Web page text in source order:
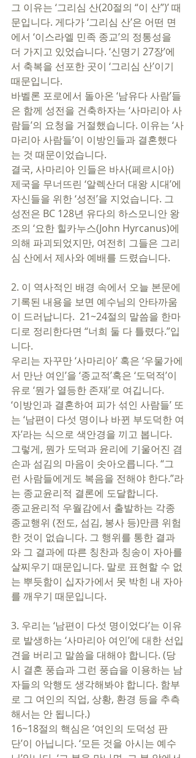
그 이유는 ‘그리심 산(20절의 “이 산”)’ 때
문입니다. 게다가 ‘그리심 산’은 어떤 면
에서 ‘이스라엘 민족 종교’의 정통성을
더 가지고 있었습니다. ‘신명기 27장’에
서 축복을 선포한 곳이 ‘그리심 산’이기
때문입니다.
바벨론 포로에서 돌아온 ‘남유다 사람’들
은 함께 성전을 건축하자는 ‘사마리아 사
람들’의 요청을 거절했습니다. 이유는 ‘사
마리아 사람들’이 이방인들과 결혼했다
는 것 때문이었습니다.
결국, 사마리아 인들은 바사(페르시아)
제국을 무너뜨린 ‘알렉산더 대왕 시대’에
자신들을 위한 ‘성전’을 지었습니다. 그
성전은 BC 128년 유다의 하스모니안 왕
조의 ‘요한 힐카누스(John Hyrcanus)에
의해 파괴되었지만, 여전히 그들은 그리
심 산에서 제사와 예배를 드렸습니다.
2. 이 역사적인 배경 속에서 오늘 본문에
기록된 내용을 보면 예수님의 안타까움
이 드러납니다.  21~24절의 말씀을 한마
디로 정리한다면 “너희 둘 다 틀렸다.”입
니다.
우리는 자꾸만 ‘사마리아’ 혹은 ‘우물가에
서 만난 여인’을 ‘종교적’혹은 ‘도덕적’이
유로 ‘뭔가 열등한 존재’로 여깁니다.
‘이방인과 결혼하여 피가 섞인 사람들’ 또
는 ‘남편이 다섯 명이나 바뀐 부도덕한 여
자’라는 식으로 색안경을 끼고 봅니다.
그렇게, 뭔가 도덕과 윤리에 기울어진 겸
손과 섬김의 마음이 솟아오릅니다. “그
런 사람들에게도 복음을 전해야 한다.”라
는 종교윤리적 결론에 도달합니다.
종교윤리적 우월감에서 출발하는 각종
종교행위 (전도, 섬김, 봉사 등)만큼 위험
한 것이 없습니다. 그 행위를 통한 결과
와 그 결과에 따른 칭찬과 칭송이 자아를
살찌우기 때문입니다. 말로 표현할 수 없
는 뿌듯함이 십자가에서 못 박힌 내 자아
를 깨우기 때문입니다.
3. 우리는 ‘남편이 다섯 명이었다’는 이유
로 발생하는 ‘사마리아 여인’에 대한 선입
견을 버리고 말씀을 대해야 합니다. (당
시 결혼 풍습과 그런 풍습을 이용하는 남
자들의 악행도 생각해봐야 합니다. 함부
로 그 여인의 직업, 상황, 환경 등을 추측
해서는 안 됩니다.)
16~18절의 핵심은 ‘여인의 도덕성 판
단’이 아닙니다. ‘모든 것을 아시는 예수